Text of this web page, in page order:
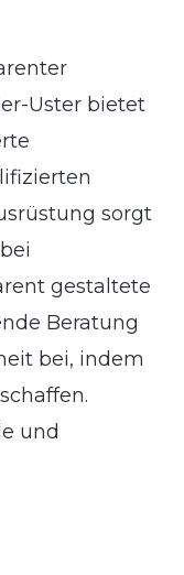
Uster bietet
sorgt
gestaltete
Beratung
bei, indem
und